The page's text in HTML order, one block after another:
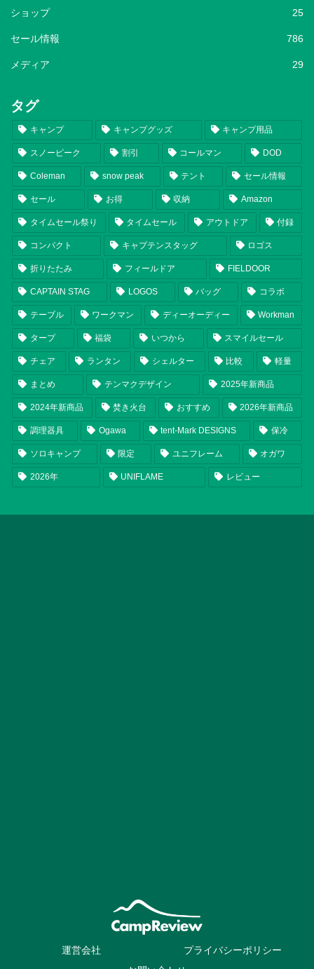
ショップ 25
セール情報 786
メディア 29
タグ
キャンプ キャンプグッズ キャンプ用品
スノーピーク 割引 コールマン DOD
Coleman snow peak テント セール情報
セール お得 収納 Amazon
タイムセール祭り タイムセール アウトドア 付録
コンパクト キャプテンスタッグ ロゴス
折りたたみ フィールドア FIELDOOR
CAPTAIN STAG LOGOS バッグ コラボ
テーブル ワークマン ディーオーディー Workman
タープ 福袋 いつから スマイルセール
チェア ランタン シェルター 比較 軽量
まとめ テンマクデザイン 2025年新商品
2024年新商品 焚き火台 おすすめ 2026年新商品
調理器具 Ogawa tent-Mark DESIGNS 保冷
ソロキャンプ 限定 ユニフレーム オガワ
2026年 UNIFLAME レビュー
運営会社
プライバシーポリシー